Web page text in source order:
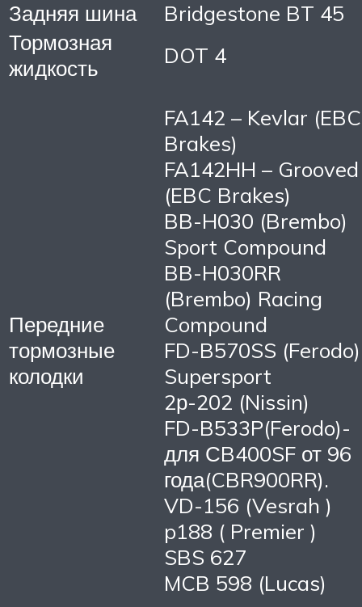
Задняя шина
Bridgestone BT 45
Тормозная
жидкость
DOT 4
Передние
тормозные
колодки
FA142 – Kevlar (EBC
Brakes)
FA142HH – Grooved
(EBC Brakes)
BB-H030 (Brembo)
Sport Compound
BB-H030RR
(Brembo) Racing
Compound
FD-B570SS (Ferodo)
Supersport
2р-202 (Nissin)
FD-B533P(Ferodo)-
для СB400SF от 96
года(CBR900RR).
VD-156 (Vesrah )
p188 ( Premier )
SBS 627
MCB 598 (Lucas)